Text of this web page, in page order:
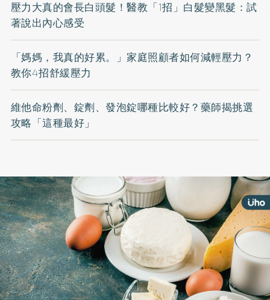
壓力大真的會長白頭髮！醫教「1招」白髮變黑髮：試
著說出內心感受
「媽媽，我真的好累。」家庭照顧者如何減輕壓力？
教你4招舒緩壓力
維他命粉劑、錠劑、發泡錠哪種比較好？藥師揭挑選
攻略「這種最好」